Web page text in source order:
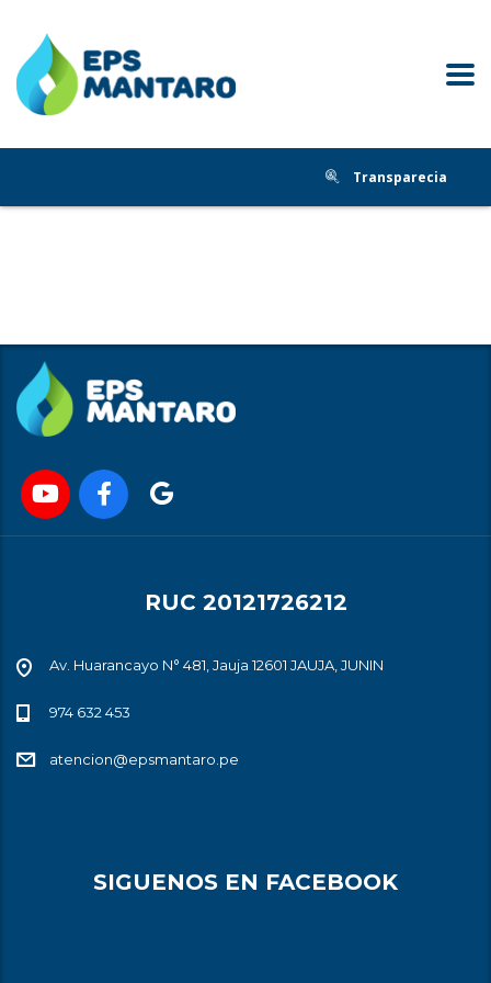
Transparecia
RUC 20121726212
Av. Huarancayo N° 481, Jauja 12601 JAUJA, JUNIN
974 632 453
atencion@epsmantaro.pe
SIGUENOS EN FACEBOOK